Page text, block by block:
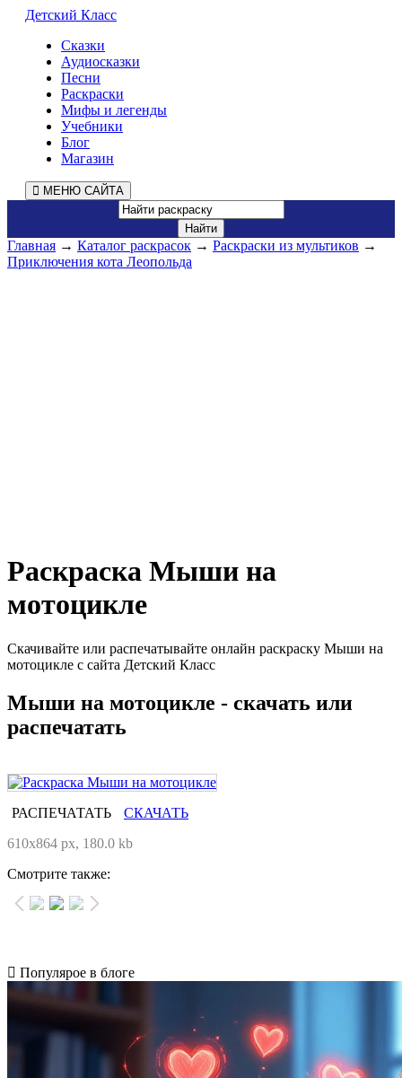
Детский Класс
Сказки
Аудиосказки
Песни
Раскраски
Мифы и легенды
Учебники
Блог
Магазин
МЕНЮ САЙТА
Главная → Каталог раскрасок → Раскраски из мультиков →
Приключения кота Леопольда
Раскраска Мыши на
мотоцикле
Скачивайте или распечатывайте онлайн раскраску Мыши на
мотоцикле с сайта Детский Класс
Мыши на мотоцикле - скачать или
распечатать
РАСПЕЧАТАТЬ
СКАЧАТЬ
610x864 px, 180.0 kb
Смотрите также:
Популярое в блоге